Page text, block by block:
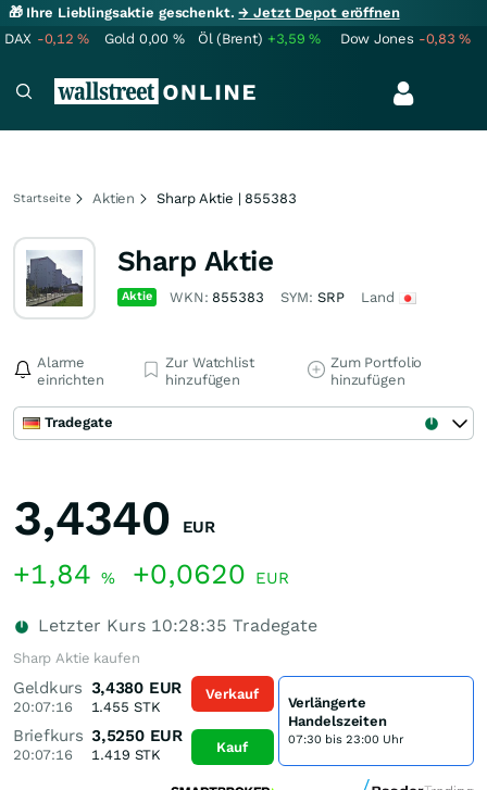
🎁 Ihre Lieblingsaktie geschenkt.→ Jetzt Depot eröffnen
DAX -0,12% Gold 0,00 % Öl (Brent) +3,59% Dow Jones -0,83%
Startseite Aktien Sharp Aktie | 855383
Sharp Aktie
Aktie WKN: 855383 SYM: SRP Land
Alarme
einrichten
Zur Watchlist
hinzufügen
Zum Portfolio
hinzufügen
Tradegate
3,4340 EUR
+1,84 % +0,0620 EUR
Letzter Kurs 10:28:35 Tradegate
Sharp Aktie kaufen
Geldkurs
20:07:16
3,4380 EUR
1.455 STK
Briefkurs
20:07:16
3,5250 EUR
1.419 STK
Verkauf
Kauf
Verlängerte
Handelszeiten
07:30 bis 23:00 Uhr